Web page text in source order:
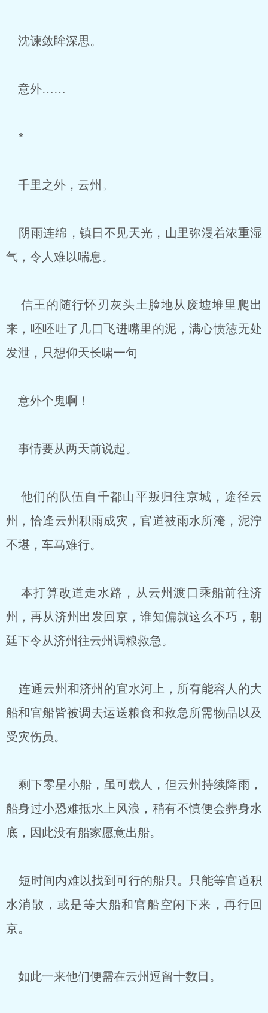
沈谏敛眸深思。
意外……
*
千里之外，云州。
阴雨连绵，镇日不见天光，山里弥漫着浓重湿
气，令人难以喘息。
信王的随行怀刃灰头土脸地从废墟堆里爬出
来，呸呸吐了几口飞进嘴里的泥，满心愤懑无处
发泄，只想仰天长啸一句——
意外个鬼啊！
事情要从两天前说起。
他们的队伍自千都山平叛归往京城，途径云
州，恰逢云州积雨成灾，官道被雨水所淹，泥泞
不堪，车马难行。
本打算改道走水路，从云州渡口乘船前往济
州，再从济州出发回京，谁知偏就这么不巧，朝
廷下令从济州往云州调粮救急。
连通云州和济州的宜水河上，所有能容人的大
船和官船皆被调去运送粮食和救急所需物品以及
受灾伤员。
剩下零星小船，虽可载人，但云州持续降雨，
船身过小恐难抵水上风浪，稍有不慎便会葬身水
底，因此没有船家愿意出船。
短时间内难以找到可行的船只。只能等官道积
水消散，或是等大船和官船空闲下来，再行回
京。
如此一来他们便需在云州逗留十数日。